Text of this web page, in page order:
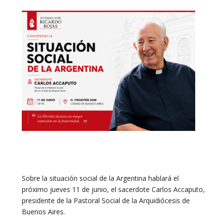
Sobre la situación social de la Argentina hablará el
próximo jueves 11 de junio, el sacerdote Carlos Accaputo,
presidente de la Pastoral Social de la Arquidiócesis de
Buenos Aires.